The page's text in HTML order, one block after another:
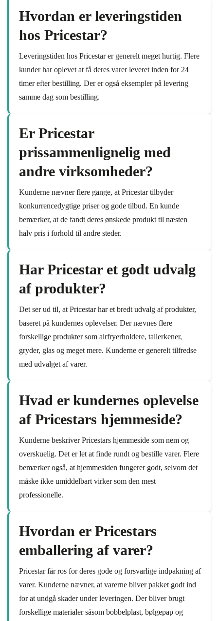
Hvordan er leveringstiden
hos Pricestar?
Leveringstiden hos Pricestar er generelt meget hurtig. Flere
kunder har oplevet at få deres varer leveret inden for 24
timer efter bestilling. Der er også eksempler på levering
samme dag som bestilling.
Er Pricestar
prissammenlignelig med
andre virksomheder?
Kunderne nævner flere gange, at Pricestar tilbyder
konkurrencedygtige priser og gode tilbud. En kunde
bemærker, at de fandt deres ønskede produkt til næsten
halv pris i forhold til andre steder.
Har Pricestar et godt udvalg
af produkter?
Det ser ud til, at Pricestar har et bredt udvalg af produkter,
baseret på kundernes oplevelser. Der nævnes flere
forskellige produkter som airfryerholdere, tallerkener,
gryder, glas og meget mere. Kunderne er generelt tilfredse
med udvalget af varer.
Hvad er kundernes oplevelse
af Pricestars hjemmeside?
Kunderne beskriver Pricestars hjemmeside som nem og
overskuelig. Det er let at finde rundt og bestille varer. Flere
bemærker også, at hjemmesiden fungerer godt, selvom det
måske ikke umiddelbart virker som den mest
professionelle.
Hvordan er Pricestars
emballering af varer?
Pricestar får ros for deres gode og forsvarlige indpakning af
varer. Kunderne nævner, at varerne bliver pakket godt ind
for at undgå skader under leveringen. Der bliver brugt
forskellige materialer såsom bobbelplast, bølgepap og